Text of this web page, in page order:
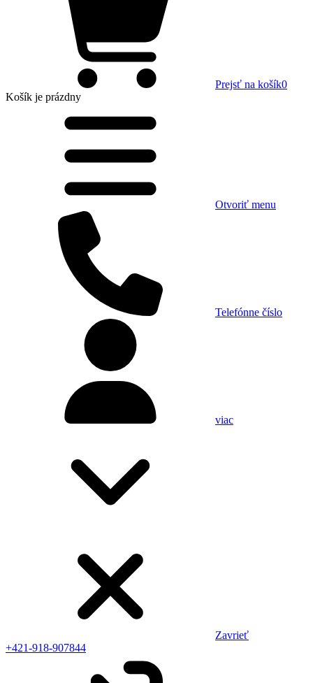
Prejsť na košík0
Košík je prázdny
Otvoriť menu
Telefónne číslo
viac
Zavrieť
+421-918-907844